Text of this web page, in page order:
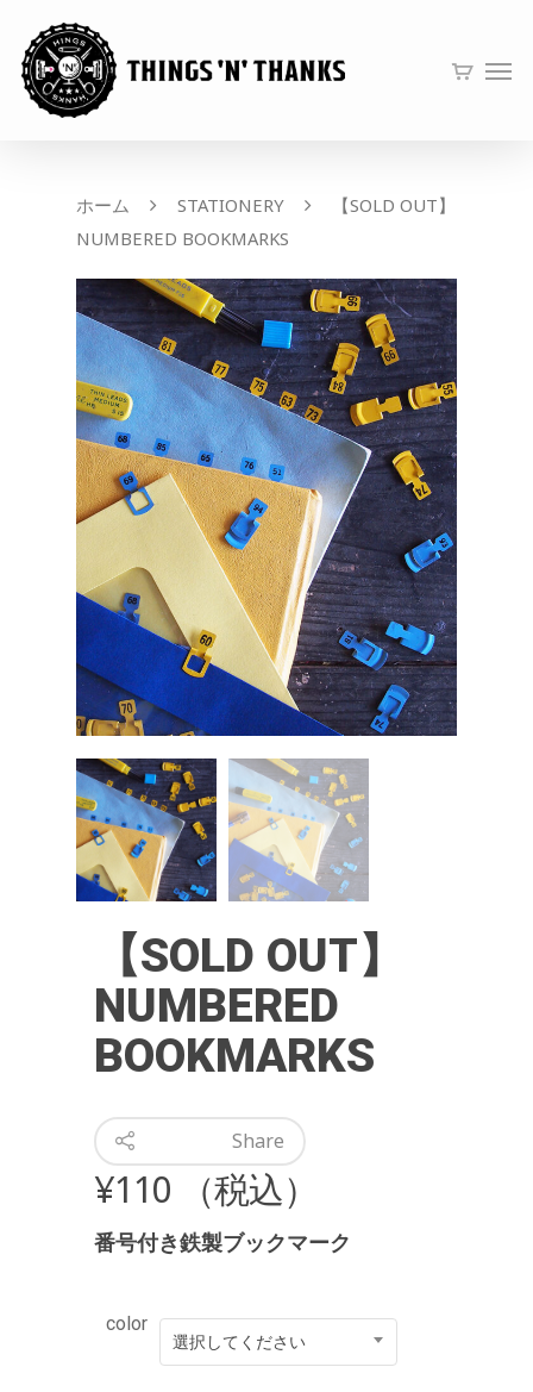
ホーム STATIONERY
【SOLD OUT】
NUMBERED BOOKMARKS
【SOLD OUT】
NUMBERED
BOOKMARKS
Share
¥110 （税込）
番号付き鉄製ブックマーク
color
選択してください